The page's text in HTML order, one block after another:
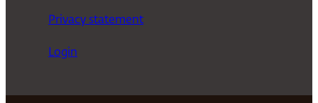
Privacy statement
Login